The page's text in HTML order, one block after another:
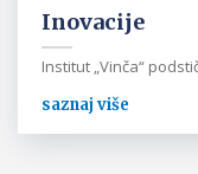
Inovacije
Institut „Vinča“
saznaj više